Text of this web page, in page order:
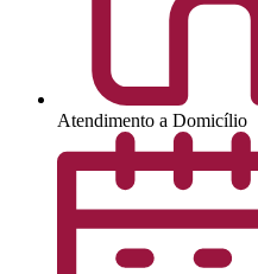
Atendimento a Domicílio